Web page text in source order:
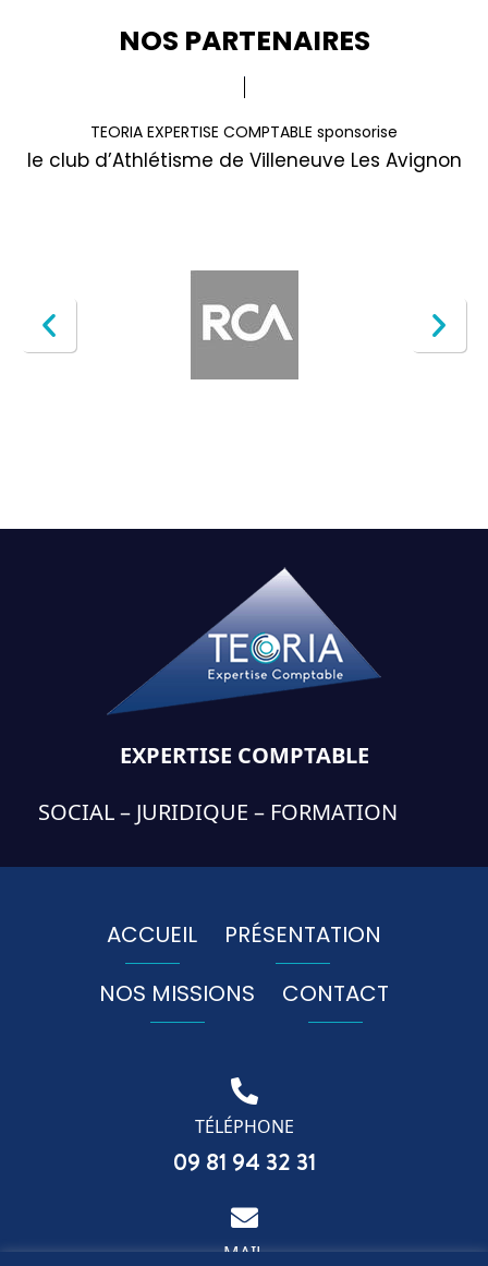
NOS PARTENAIRES
TEORIA EXPERTISE COMPTABLE sponsorise
le club d’Athlétisme de Villeneuve Les Avignon
EXPERTISE COMPTABLE
SOCIAL – JURIDIQUE – FORMATION
ACCUEIL
PRÉSENTATION
NOS MISSIONS
CONTACT
TÉLÉPHONE
09 81 94 32 31
MAIL